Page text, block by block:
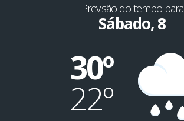
Previsão do tempo para
Sábado, 8
30º
22º